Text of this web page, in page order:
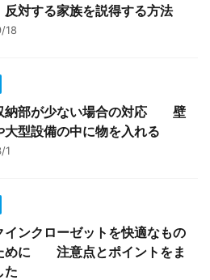
反対する家族を説得する方法
18
納部が少ない場合の対応 壁
大型設備の中に物を入れる
1
インクローゼットを快適なもの
めに 注意点とポイントをま
た